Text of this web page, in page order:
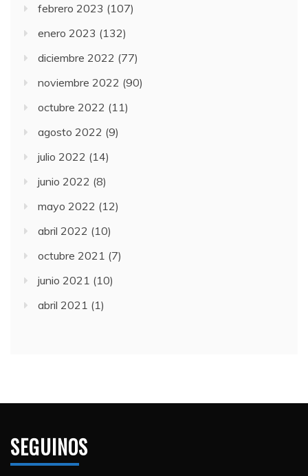
febrero 2023 (107)
enero 2023 (132)
diciembre 2022 (77)
noviembre 2022 (90)
octubre 2022 (11)
agosto 2022 (9)
julio 2022 (14)
junio 2022 (8)
mayo 2022 (12)
abril 2022 (10)
octubre 2021 (7)
junio 2021 (10)
abril 2021 (1)
SEGUINOS